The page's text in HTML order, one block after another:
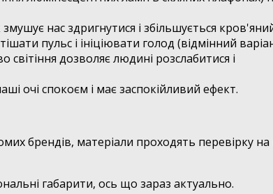
нас здригнутися і збільшується
пульс і ініціювати голод (відмінний
світіння дозволяє людині розслабитися і
очі спокоєм і має заспокійливий ефект.
брендів, матеріали проходять перевірку
габарити, ось що зараз актуально.